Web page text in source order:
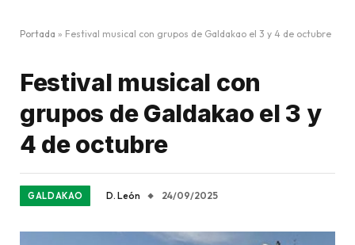
Portada » Festival musical con grupos de Galdakao el 3 y 4 de octubre
Festival musical con
grupos de Galdakao el 3 y
4 de octubre
GALDAKAO D. León 24/09/2025